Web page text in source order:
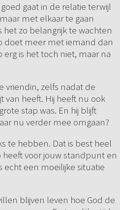
gaat in de relatie terwijl
met elkaar te gaan
zo belangrijk te wachten
doet meer met iemand dan
is het toch niet, maar na
vriendin, zelfs nadat de
van heeft. Hij heeft nu ook
stap was. En hij blijft
nu verder mee omgaan?
te hebben. Dat is best heel
heeft voor jouw standpunt en
echt een moeilijke situatie
blijven leven hoe God de